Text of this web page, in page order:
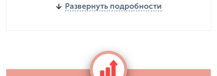
Развернуть подробности